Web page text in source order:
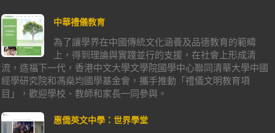
中華禮儀教育
為了讓學界在中國傳統文化涵養及品德教育的範疇
上，得到理論與實踐並行的支援，在社會上形成清
流，造福下一代，香港中文大學文學院國學中心聯同清華大學中國
經學研究院和馮燊均國學基金會，攜手推動「禮儀文明教育項
目」，歡迎學校、教師和家長一同參與。
惠僑英文中學：世界學堂